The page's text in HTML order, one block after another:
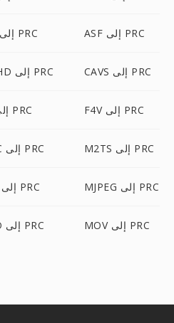
AAF إلى PRC ASF إلى PRC
AVCHD إلى PRC CAVS إلى PRC
DV إلى PRC F4V إلى PRC
HEVC إلى PRC M2TS إلى PRC
M4V إلى PRC MJPEG إلى PRC
MOD إلى PRC MOV إلى PRC